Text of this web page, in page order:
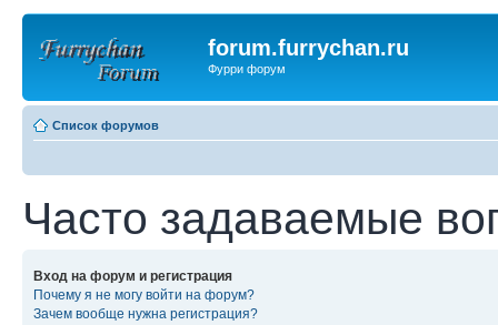
forum.furrychan.ru
Фурри форум
Список форумов
Часто задаваемые
Вход на форум и регистрация
Почему я не могу войти на форум?
Зачем вообще нужна регистрация?